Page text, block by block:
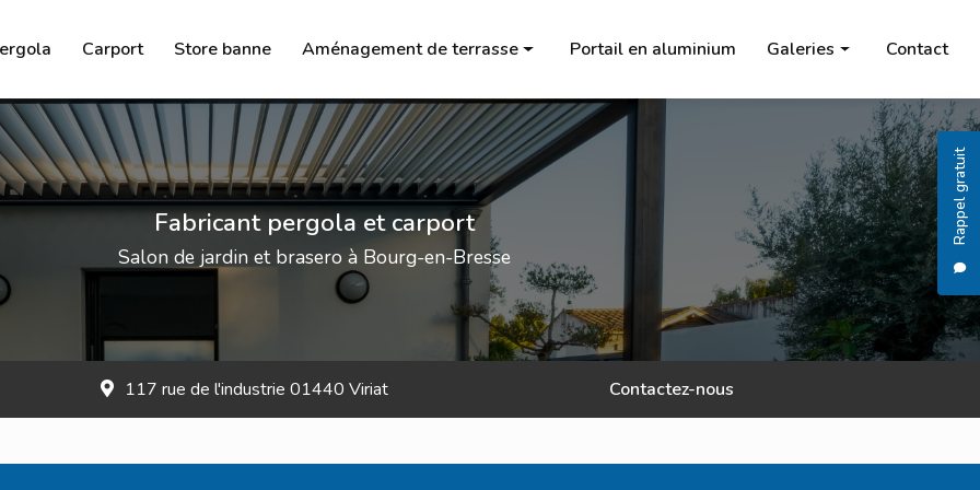
Rappel gratuit
Carport Store banne Aménagement de terrasse
Brasero
Salon de jardin
Chauffage à l’éthanol
Portail en aluminium Galeries
Carport
Store banne
Salon de jardin
Chauffage à l'éthanol
Brasero
Portail en aluminium
Contact
Fabricant pergola et carport
Salon de jardin et brasero à Bourg-en-Bresse
117 rue de l'industrie 01440 Viriat Contactez-nous